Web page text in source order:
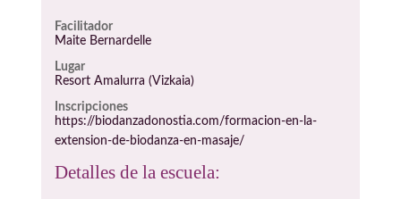
Facilitador
Maite Bernardelle
Lugar
Resort Amalurra (Vizkaia)
Inscripciones
https://biodanzadonostia.com/formacion-en-la-
extension-de-biodanza-en-masaje/
Detalles de la escuela: